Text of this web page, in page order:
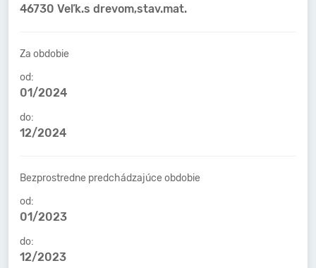
46730 Veľk.s drevom,stav.mat.
Za obdobie
od:
01/2024
do:
12/2024
Bezprostredne predchádzajúce obdobie
od:
01/2023
do:
12/2023